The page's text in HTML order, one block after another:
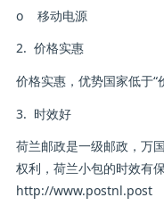
o 移动电源
2. 价格实惠
价格实惠，优势国家低于“
3. 时效好
荷兰邮政是一级邮政，万
权利，荷兰小包的时效有
http://www.postnl.post